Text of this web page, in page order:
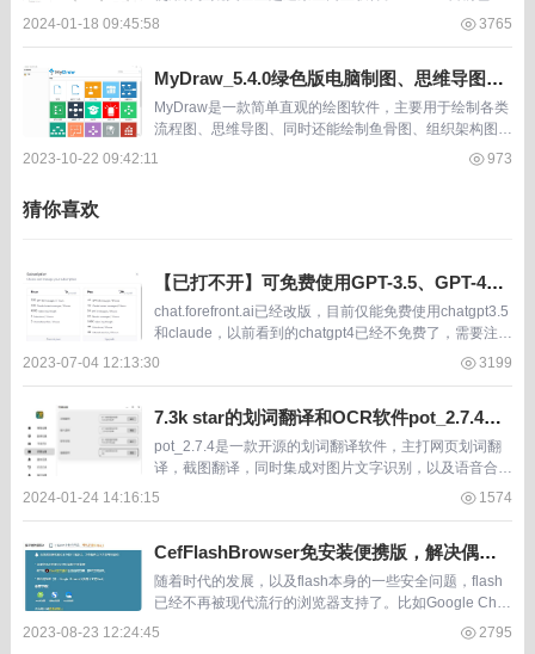
新到22.1.18，软件从2017年第一版发行到现在已有7年
2024-01-18 09:45:58 3765
MyDraw_5.4.0绿色版电脑制图、思维导图软
件
MyDraw是一款简单直观的绘图软件，主要用于绘制各类
流程图、思维导图、同时还能绘制鱼骨图、组织架构图、
层次结构图、记分卡、日历。 MyDraw有丰富的模板可直
2023-10-22 09:42:11 973
猜你喜欢
【已打不开】可免费使用GPT-3.5、GPT-4、
claude instant、claude+的类似poe.com的A
I平台
chat.forefront.ai已经改版，目前仅能免费使用chatgpt3.5
和claude，以前看到的chatgpt4已经不免费了，需要注册
登录。国内网络已访问不了，www网址国内能访问，ch
2023-07-04 12:13:30 3199
7.3k star的划词翻译和OCR软件pot_2.7.4，
多平台支持
pot_2.7.4是一款开源的划词翻译软件，主打网页划词翻
译，截图翻译，同时集成对图片文字识别，以及语音合
成。 软件的主要特点就是使用方便，功能设置合理，能
2024-01-24 14:16:15 1574
CefFlashBrowser免安装便携版，解决偶尔
浏览flash网页的需求
随着时代的发展，以及flash本身的一些安全问题，flash
已经不再被现代流行的浏览器支持了。比如Google Chro
me、Microsoft Edge、火狐等使用人群较多体验又好的
2023-08-23 12:24:45 2795